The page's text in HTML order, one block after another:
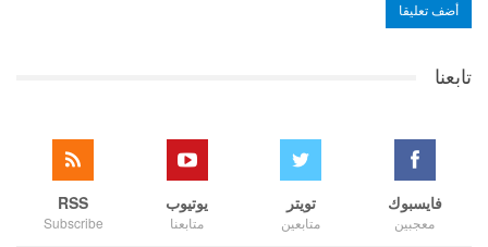
تابعنا
فايسبوك
معجبين
تويتر
متابعين
يوتيوب
متابعنا
RSS
Subscribe